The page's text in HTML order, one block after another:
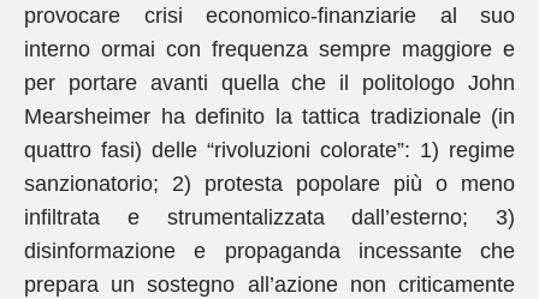
provocare crisi economico-finanziarie al suo
interno ormai con frequenza sempre maggiore e
per portare avanti quella che il politologo John
Mearsheimer ha definito la tattica tradizionale (in
quattro fasi) delle “rivoluzioni colorate”: 1) regime
sanzionatorio; 2) protesta popolare più o meno
infiltrata e strumentalizzata dall’esterno; 3)
disinformazione e propaganda incessante che
prepara un sostegno all’azione non criticamente